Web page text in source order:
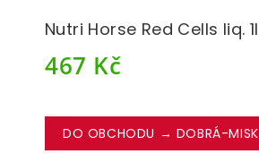
Nutri Horse Red Cells liq. 1l
467 Kč
DO OBCHODU → DOBRÁ-